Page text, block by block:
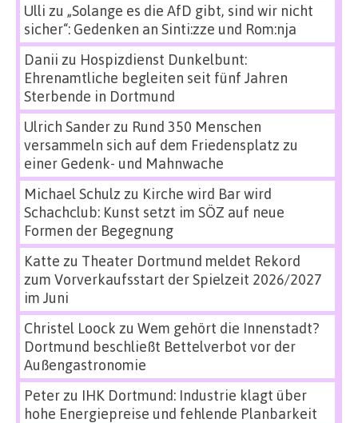
Ulli zu „Solange es die AfD gibt, sind wir nicht
sicher“: Gedenken an Sinti:zze und Rom:nja
Danii zu Hospizdienst Dunkelbunt:
Ehrenamtliche begleiten seit fünf Jahren
Sterbende in Dortmund
Ulrich Sanderzu Rund 350 Menschen
versammeln sich auf dem Friedensplatz zu
einer Gedenk- und Mahnwache
Michael Schulz zu Kirche wird Bar wird
Schachclub: Kunst setzt im SÖZ auf neue
Formen der Begegnung
Katte zu Theater Dortmund meldet Rekord
zum Vorverkaufsstart der Spielzeit 2026/2027
im Juni
Christel Loock zu Wem gehört die Innenstadt?
Dortmund beschließt Bettelverbot vor der
Außengastronomie
Peterzu IHK Dortmund: Industrie klagt über
hohe Energiepreise und fehlende Planbarkeit